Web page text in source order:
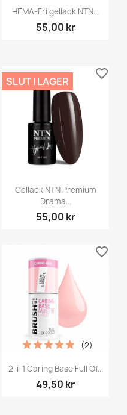
HEMA-Fri gellack NTN...
55,00 kr
Gellack NTN Premium
Drama...
55,00 kr
SLUT I LAGER
favorite_border
2-i-1 Caring Base Full Of...
49,50 kr
(2)
favorite_border